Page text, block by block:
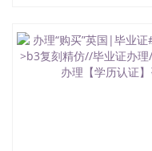
茅的毕业薪资，浓厚
教育质量，被《福克
合性大学，每年有来
生前往求学。 至今